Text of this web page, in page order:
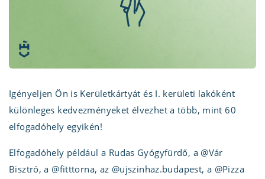
Igényeljen Ön is Kerületkártyát és I. kerületi lakóként
különleges kedvezményeket élvezhet a több, mint 60
elfogadóhely egyikén!
Elfogadóhely például a Rudas Gyógyfürdő, a @Vár
Bisztró, a @fitttorna, az @ujszinhaz.budapest, a @Pizza